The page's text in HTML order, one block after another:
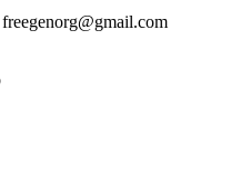
freegenorg@gmail.com